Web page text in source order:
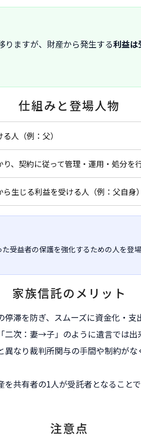
りますが、財産から発生する利益は
仕組みと登場人物
人（例：父）
、契約に従って管理・運用・処分を
生じる利益を受ける人（例：父自身）
た受益者の保護を強化するための人を登
家族信託のメリット
停滞を防ぎ、スムーズに資金化・支
二次：妻→子」のように遺言では出
異なり裁判所関与の手間や制約が
を共有者の1人が受託者となること
注意点